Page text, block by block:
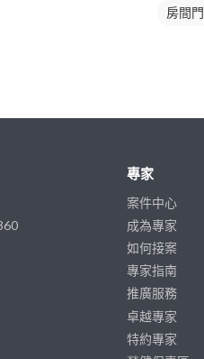
房間門
專家
案件中心
成為專家
如何接案
專家指南
推廣服務
卓越專家
特約專家